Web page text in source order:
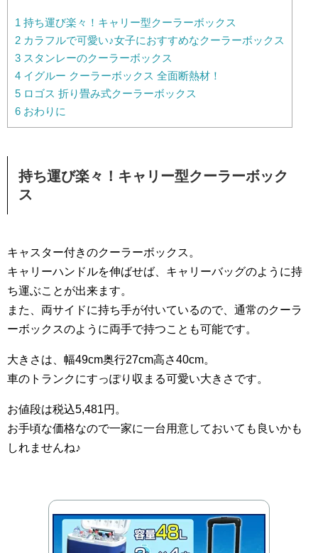
1 持ち運び楽々！キャリー型クーラーボックス
2 カラフルで可愛い♪女子におすすめなクーラーボックス
3 スタンレーのクーラーボックス
4 イグルー クーラーボックス 全面断熱材！
5 ロゴス 折り畳み式クーラーボックス
6 おわりに
持ち運び楽々！キャリー型クーラーボック
ス
キャスター付きのクーラーボックス。
キャリーハンドルを伸ばせば、キャリーバッグのように持
ち運ぶことが出来ます。
また、両サイドに持ち手が付いているので、通常のクーラ
ーボックスのように両手で持つことも可能です。
大きさは、幅49cm奥行27cm高さ40cm。
車のトランクにすっぽり収まる可愛い大きさです。
お値段は税込5,481円。
お手頃な価格なので一家に一台用意しておいても良いかも
しれませんね♪